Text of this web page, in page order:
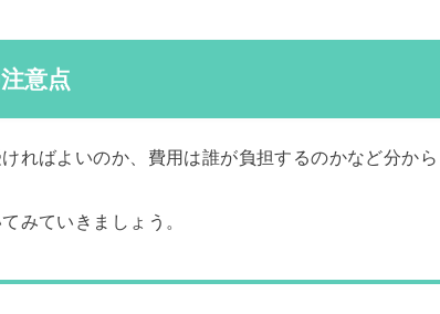
意点
ればよいのか、費用は誰が負担するのかなど分から
みていきましょう。